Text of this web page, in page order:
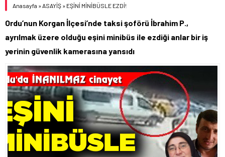
Anasayfa » ASAYİŞ » EŞİNİ MİNİBÜSLE EZDİ!
Ordu’nun Korgan İlçesi’nde taksi şoförü İbrahim P.,
ayrılmak üzere olduğu eşini minibüs ile ezdiği anlar bir iş
yerinin güvenlik kamerasına yansıdı